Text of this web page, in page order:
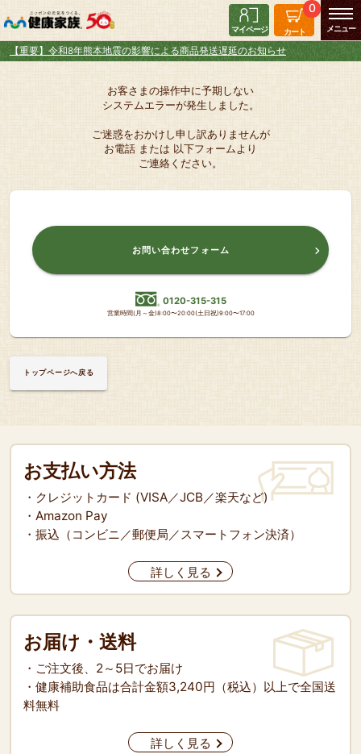
マイページ カート
0
【重要】令和8年熊本地震の影響による商品発送遅延のお知らせ
お客さまの操作中に予期しない
システムエラーが発生しました。
ご迷惑をおかけし申し訳ありませんが
お電話 または 以下フォームより
ご連絡ください。
お問い合わせフォーム
0120-315-315
営業時間(月～金)8:00〜20:00(土日祝)9:00〜17:00
トップページへ戻る
お支払い方法
・クレジットカード (VISA／JCB／楽天など)
・Amazon Pay
・振込（コンビニ／郵便局／スマートフォン決済）
詳しく見る
お届け・送料
・ご注文後、2～5日でお届け
・健康補助食品は合計金額3,240円（税込）以上で全国送
料無料
詳しく見る